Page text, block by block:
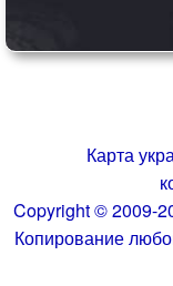
Карта
Copyright © 2009-
Копирование